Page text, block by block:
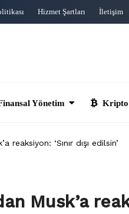
Hizmet Şartları İletişim
reaksiyon: ‘Sınır dışı edilsin’
Musk’a